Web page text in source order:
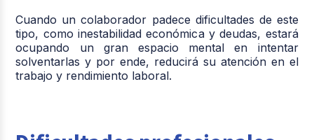
Cuando un colaborador padece dificultades de este
tipo, como inestabilidad económica y deudas, estará
ocupando un gran espacio mental en intentar
solventarlas y por ende, reducirá su atención en el
trabajo y rendimiento laboral.